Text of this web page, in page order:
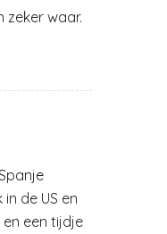
zeker waar.
de US en
een tijdje